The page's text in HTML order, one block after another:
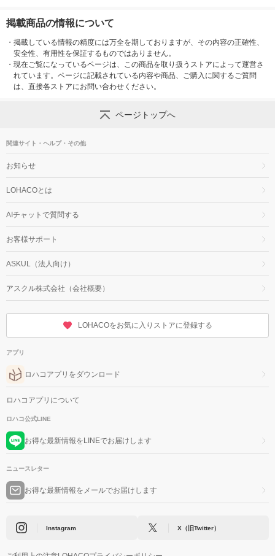
掲載商品の情報について
・ 掲載している情報の精度には万全を期しておりますが、その内容の正確性、
安全性、有用性を保証するものではありません。
・ 現在ご覧になっているページは、この商品を取り扱うストアによって運営さ
れています。ページに記載されている内容や商品、ご購入に関するご質問
は、直接各ストアにお問い合わせください。
ページトップへ
関連サイト・ヘルプ・その他
お知らせ
LOHACOとは
AIチャットで質問する
お客様サポート
ASKUL（法人向け）
アスクル株式会社（会社概要）
LOHACOをお気に入りストアに登録する
アプリ
ロハコアプリをダウンロード
ロハコアプリについて
ロハコ公式LINE
お得な最新情報をLINEでお届けします
ニュースレター
お得な最新情報をメールでお届けします
Instagram X（旧Twitter）